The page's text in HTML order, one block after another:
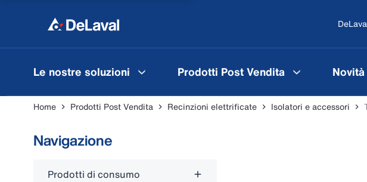
Le nostre soluzioni Prodotti Post Vendita
Home Prodotti Post Vendita Recinzioni elettrificate Isolatori e accessori
Navigazione
Prodotti di consumo